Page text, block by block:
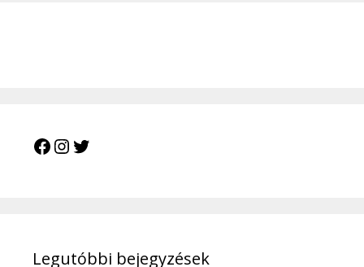
Facebook
Instagram
Legutóbbi bejegyzések